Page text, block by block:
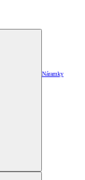
Náramky